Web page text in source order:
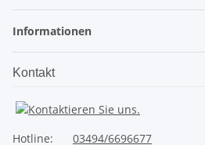
Informationen
Kontakt
Hotline: 03494/6696677